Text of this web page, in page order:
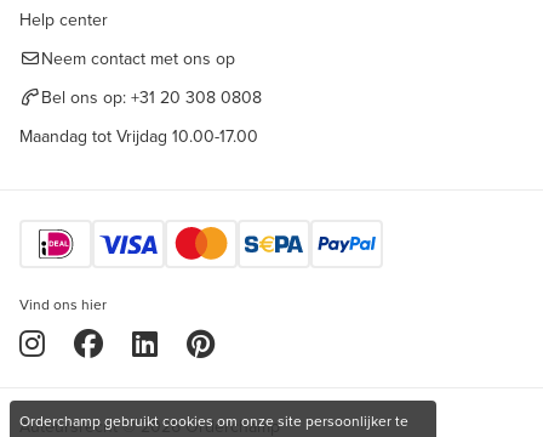
Help center
Neem contact met ons op
Bel ons op: +31 20 308 0808
Maandag tot Vrijdag 10.00-17.00
Vind ons hier
Auteursrecht © 2026 Orderchamp
Orderchamp gebruikt cookies om onze site persoonlijker te